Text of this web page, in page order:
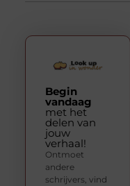
Begin
vandaag
met het
delen van
jouw
verhaal!
Ontmoet
andere
schrijvers, vind